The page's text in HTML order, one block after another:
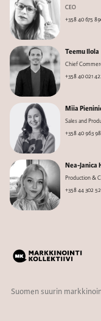
CEO
+358 40 675
Teemu Ilola
Chief
+358 40 021
Miia
Sales and
+358 40 963
Nea-Janica
Production &
+358 44 302
Suomen suurin